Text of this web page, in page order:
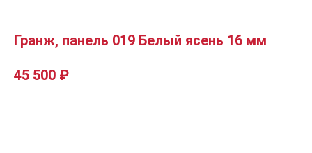
Гранж, панель 019 Белый ясень 16 мм
45 500 ₽